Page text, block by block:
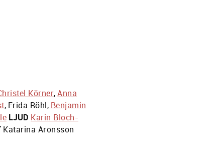
Körner,Anna
, Frida Röhl, Benjamin
LJUD Karin Bloch-
Katarina Aronsson